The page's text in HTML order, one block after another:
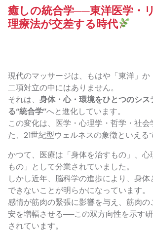
癒しの統合学──東洋医学・
理療法が交差する時代
現代のマッサージは、もはや「東洋」か
二項対立の中にはありません。
それは、 身体・心・環境をひとつのシス
る“統合学”へと進化しています。
この変化は、医学・心理学・哲学・社会
た、21世紀型ウェルネスの象徴といえる
かつて、医療は「身体を治すもの」、心
もの」として分業されていました。
しかし近年、脳科学の進歩により、身
できないことが明らかになっています。
感情が筋肉の緊張に影響を与え、筋肉の
安を増幅させる──この双方向性を示す
されています。